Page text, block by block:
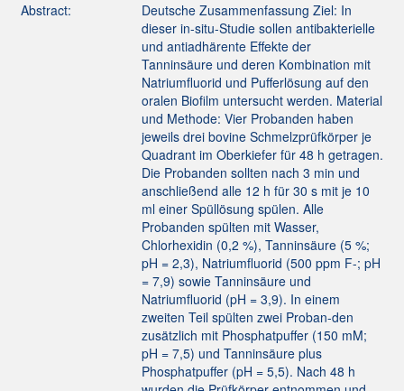
Abstract:
Deutsche Zusammenfassung Ziel: In
dieser in-situ-Studie sollen antibakterielle
und antiadhärente Effekte der
Tanninsäure und deren Kombination mit
Natriumfluorid und Pufferlösung auf den
oralen Biofilm untersucht werden. Material
und Methode: Vier Probanden haben
jeweils drei bovine Schmelzprüfkörper je
Quadrant im Oberkiefer für 48 h getragen.
Die Probanden sollten nach 3 min und
anschließend alle 12 h für 30 s mit je 10
ml einer Spüllösung spülen. Alle
Probanden spülten mit Wasser,
Chlorhexidin (0,2 %), Tanninsäure (5 %;
pH = 2,3), Natriumfluorid (500 ppm F-; pH
= 7,9) sowie Tanninsäure und
Natriumfluorid (pH = 3,9). In einem
zweiten Teil spülten zwei Proban-den
zusätzlich mit Phosphatpuffer (150 mM;
pH = 7,5) und Tanninsäure plus
Phosphatpuffer (pH = 5,5). Nach 48 h